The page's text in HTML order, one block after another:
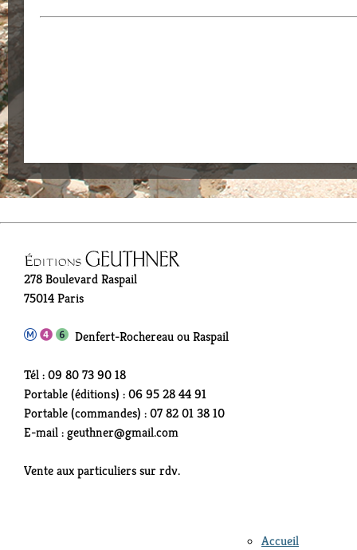
278 Boulevard Raspail
75014 Paris
Denfert-Rochereau ou Raspail
Tél : 09 80 73 90 18
Portable (éditions) : 06 95 28 44 91
Portable (commandes) : 07 82 01 38 10
E-mail : geuthner@gmail.com
Vente aux particuliers sur rdv.
Accueil